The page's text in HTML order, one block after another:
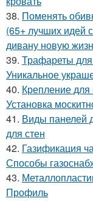
38. Поменять
(65+ лучших идей
дивану новую
39. Трафареты
Уникальное
40. Крепление для
Установка
41. Виды панелей
для стен
42. Газификация
Способы
43.
Профиль